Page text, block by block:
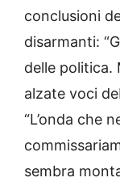
conclusioni
disarmanti:
delle politica.
alzate voci
“L’onda che
sembra